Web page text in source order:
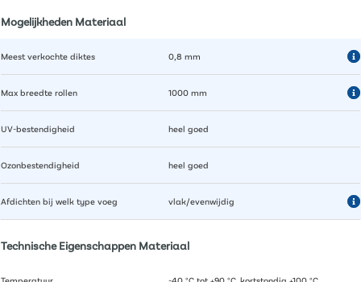
Mogelijkheden Materiaal
Meest verkochte diktes 0,8 mm
Max breedte rollen 1000 mm
UV-bestendigheid heel goed
Ozonbestendigheid heel goed
Afdichten bij welk type voeg vlak/evenwijdig
Technische Eigenschappen Materiaal